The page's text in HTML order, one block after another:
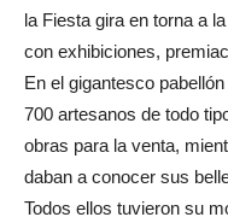
la Fiesta gira en torna a
con exhibiciones,
En el gigantesco
700 artesanos de todo
obras para la venta,
daban a conocer sus
Todos ellos tuvieron su